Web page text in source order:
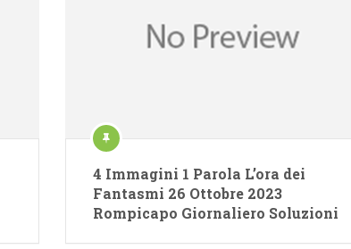
4 Immagini 1 Parola L’ora dei
Fantasmi 26 Ottobre 2023
Rompicapo Giornaliero Soluzioni